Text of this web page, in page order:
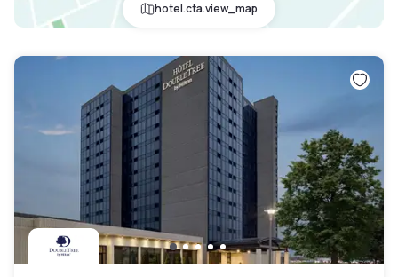
hotel.cta.view_map